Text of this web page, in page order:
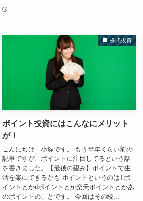
株式投資
ポイント投資にはこんなにメリット
が！
こんにちは、小塚です。 もう半年くらい前の
記事ですが、ポイントに注目してるという話
を書きました。【最後の望み】ポイントで生
活を楽にできるかも ポイントというのはTポ
イントとかdポイントとか楽天ポイントとかあ
のポイントのことです。 今回はその続...